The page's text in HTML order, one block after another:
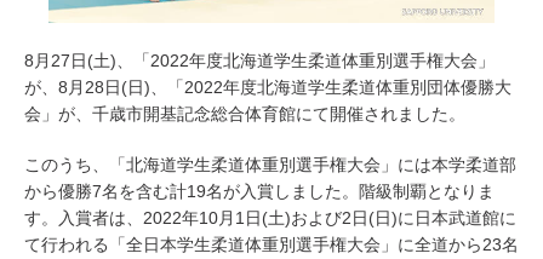
8月27日(土)、「2022年度北海道学生柔道体重別選手権大会」
が、8月28日(日)、「2022年度北海道学生柔道体重別団体優勝大
会」が、千歳市開基記念総合体育館にて開催されました。
このうち、「北海道学生柔道体重別選手権大会」には本学柔道部
から優勝7名を含む計19名が入賞しました。階級制覇となりま
す。入賞者は、2022年10月1日(土)および2日(日)に日本武道館に
て行われる「全日本学生柔道体重別選手権大会」に全道から23名